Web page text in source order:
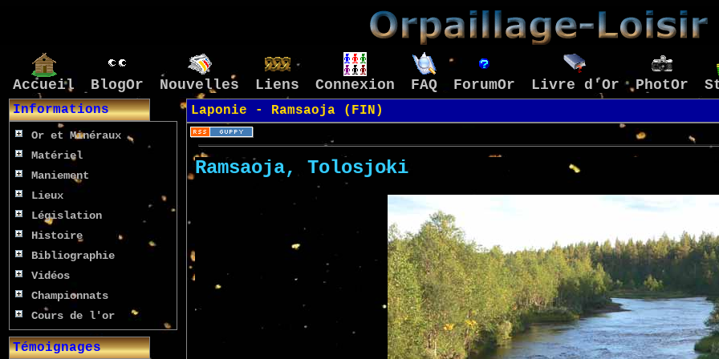
Accueil BlogOr Nouvelles Liens Connexion FAQ ForumOr Livre d'Or PhotOr
Informations
Or et Minéraux
Matériel
Maniement
Lieux
Législation
Histoire
Bibliographie
Vidéos
Championnats
Cours de l'or
Témoignages
Laponie - Ramsaoja (FIN)